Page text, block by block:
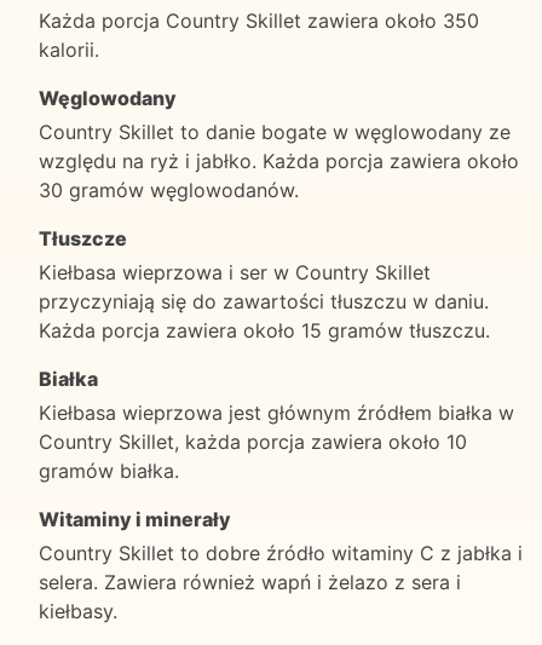
Każda porcja Country Skillet zawiera około 350
kalorii.
Węglowodany
Country Skillet to danie bogate w węglowodany ze
względu na ryż i jabłko. Każda porcja zawiera około
30 gramów węglowodanów.
Tłuszcze
Kiełbasa wieprzowa i ser w Country Skillet
przyczyniają się do zawartości tłuszczu w daniu.
Każda porcja zawiera około 15 gramów tłuszczu.
Białka
Kiełbasa wieprzowa jest głównym źródłem białka w
Country Skillet, każda porcja zawiera około 10
gramów białka.
Witaminy i minerały
Country Skillet to dobre źródło witaminy C z jabłka i
selera. Zawiera również wapń i żelazo z sera i
kiełbasy.